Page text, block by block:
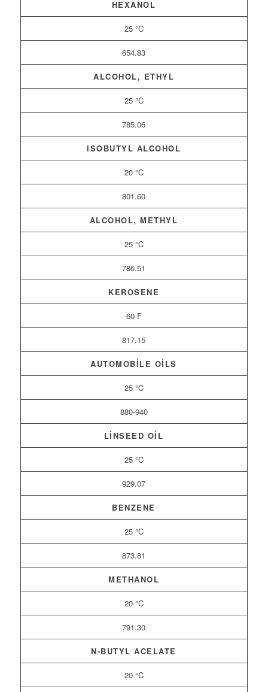
HEXANOL
25 °C
654.83
ALCOHOL, ETHYL
25 °C
785.06
ISOBUTYL ALCOHOL
20 °C
801.60
ALCOHOL, METHYL
25 °C
786.51
KEROSENE
60 F
817.15
AUTOMOBILE OILS
25 °C
880-940
LINSEED OIL
25 °C
929.07
BENZENE
25 °C
873.81
METHANOL
20 °C
791.30
N-BUTYL ACELATE
20 °C